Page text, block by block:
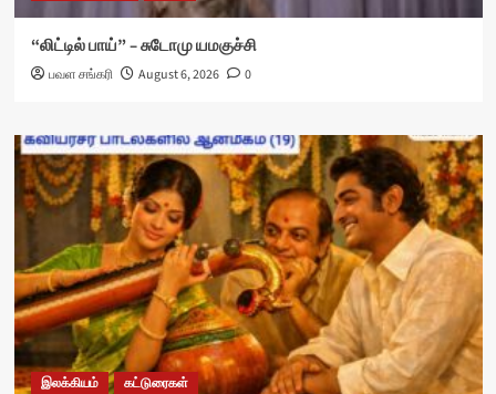
“லிட்டில் பாய்” – சுடோமு யமகுச்சி
பவள சங்கரி August 6, 2026 0
இலக்கியம் கட்டுரைகள்